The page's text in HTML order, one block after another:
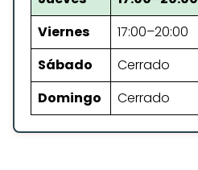
Viernes
17:00–20:00
Sábado
Cerrado
Domingo
Cerrado